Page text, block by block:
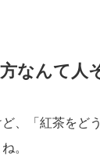
なんて人
、「紅茶をど
。